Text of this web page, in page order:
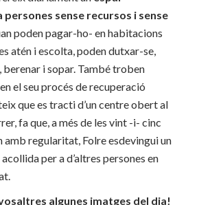
persones sense recursos i sense
poden pagar-ho- en habitacions
atén i escolta, poden dutxar-se,
berenar i sopar. També troben
el seu procés de recuperació
que es tracti d’un centre obert al
fa que, a més de les vint -i- cinc
amb regularitat, Folre esdevingui un
per a d’altres persones en
algunes imatges del dia!